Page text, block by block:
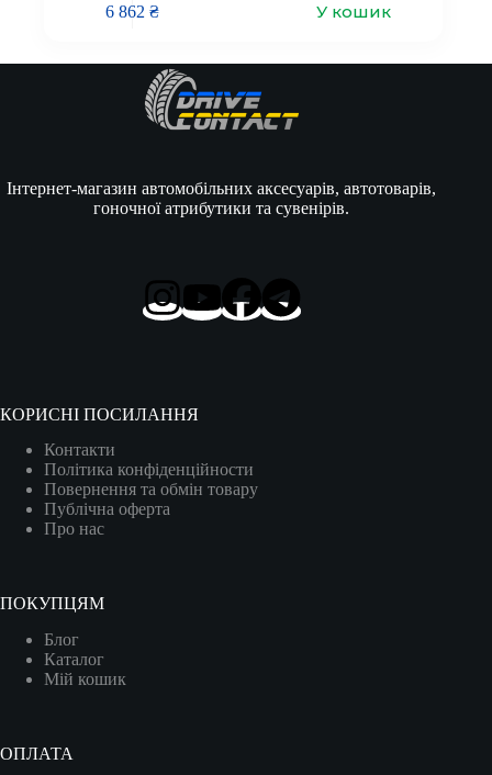
6 862₴ У кошик
Інтернет-магазин автомобільних аксесуарів, автотоварів,
гоночної атрибутики та сувенірів.
КОРИСНІ ПОСИЛАННЯ
Контакти
Політика конфіденційности
Повернення та обмін товару
Публічна оферта
Про нас
ПОКУПЦЯМ
Блог
Каталог
Мій кошик
ОПЛАТА